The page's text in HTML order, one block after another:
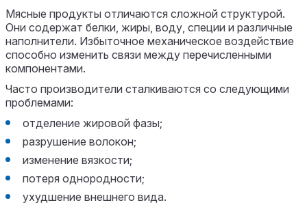
Мясные продукты отличаются сложной структурой.
Они содержат белки, жиры, воду, специи и различные
наполнители. Избыточное механическое воздействие
способно изменить связи между перечисленными
компонентами.
Часто производители сталкиваются со следующими
проблемами:
отделение жировой фазы;
разрушение волокон;
изменение вязкости;
потеря однородности;
ухудшение внешнего вида.